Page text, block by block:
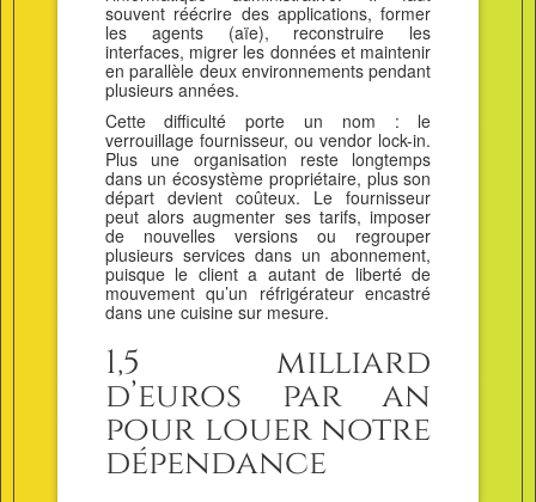
souvent réécrire des applications, former
les agents (aïe), reconstruire les
interfaces, migrer les données et maintenir
en parallèle deux environnements pendant
plusieurs années.
Cette difficulté porte un nom : le
verrouillage fournisseur, ou vendor lock-in.
Plus une organisation reste longtemps
dans un écosystème propriétaire, plus son
départ devient coûteux. Le fournisseur
peut alors augmenter ses tarifs, imposer
de nouvelles versions ou regrouper
plusieurs services dans un abonnement,
puisque le client a autant de liberté de
mouvement qu’un réfrigérateur encastré
dans une cuisine sur mesure.
1,5 milliard
d’euros par an
pour louer notre
dépendance